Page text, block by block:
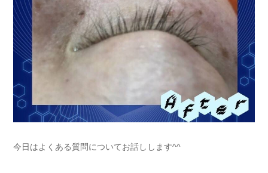
今日はよくある質問についてお話しします^^